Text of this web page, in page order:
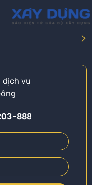
dịch vụ
888